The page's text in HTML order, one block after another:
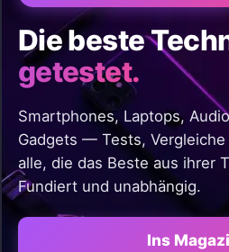
Die beste
getestet.
Smartphones, Laptops,
Gadgets — Tests,
alle, die das Beste aus ihrer
Fundiert und unabhängig.
Ins